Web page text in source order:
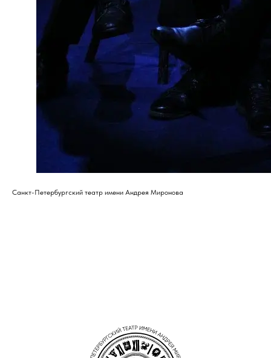
Санкт-Петербургский театр имени Андрея Миронова